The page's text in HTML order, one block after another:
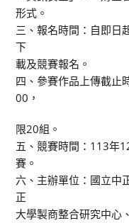
形式。
三、報名時間：自即日
下
載及競賽報名。
四、參賽作品上傳截止
00，
限20組。
五、競賽時間：113年
賽。
六、主辦單位：國立中
正
大學製商整合研究中心